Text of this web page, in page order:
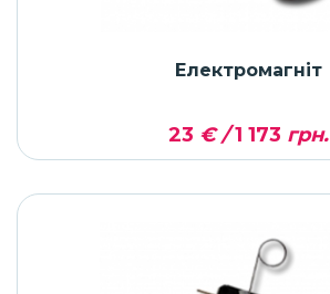
Електромагніт
23 € /1 173 грн.